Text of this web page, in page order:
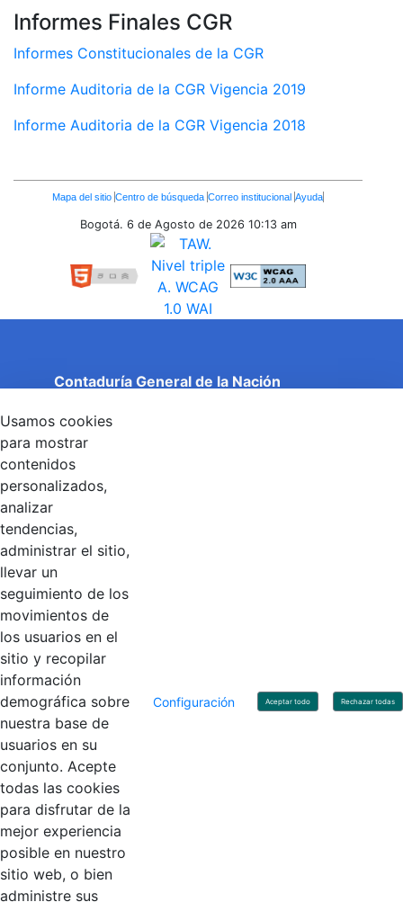
Informes Finales CGR
Informes Constitucionales de la CGR
Informe Auditoria de la CGR Vigencia 2019
Informe Auditoria de la CGR Vigencia 2018
Enlaces
Inferiores
Mapa del sitio Centro de búsqueda Correo institucional Ayuda
Bogotá. 6 de Agosto de 2026 10:13 am
Contaduría General de la Nación
Entidad adscrita al Ministerio de Hacienda y Crédito
Público
Torre 1 (Aire) - Piso 15, Bogotá D.C., Colombia
Código Postal: 111071
Linkedin
Contacto
Línea de servicio al ciudadano: +57(601) 492 64 00
Correo Institucional:
Correo de notificaciones judiciales:
notificacionjudicial@contaduria.gov.co
Correo de Asuntos disciplinarios:
asuntosdisciplinarios@contaduria.gov.co
Línea Anticorrupción: +57(601) 492 64 00 Ext. 4
Política de privacidad y protección de datos personales
Política de derechos de autor
Términos y condiciones de uso
© Copyright 2026 - Todos los derechos reservados
Gobierno de Colombia
Usamos cookies
para mostrar
contenidos
personalizados,
analizar
tendencias,
administrar el sitio,
llevar un
seguimiento de los
movimientos de
los usuarios en el
sitio y recopilar
información
demográfica sobre
nuestra base de
usuarios en su
conjunto. Acepte
todas las cookies
para disfrutar de la
mejor experiencia
posible en nuestro
sitio web, o bien
administre sus
Configuración Aceptar todo Rechazar todas